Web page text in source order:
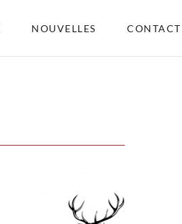
NOUVELLES CONTACT